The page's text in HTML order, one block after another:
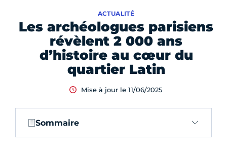
Les archéologues parisiens
révèlent 2 000 ans
d’histoire au cœur du
quartier Latin
ACTUALITÉ
Mise à jour le 11/06/2025
Sommaire